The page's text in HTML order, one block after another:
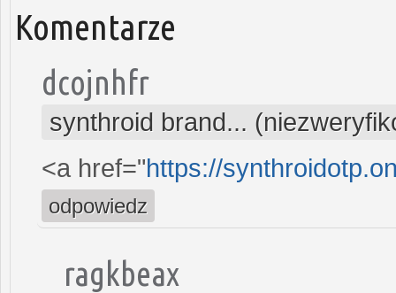
Komentarze
dcojnhfr
synthroid brand...
<a href="https://
odpowiedz
ragkbeax